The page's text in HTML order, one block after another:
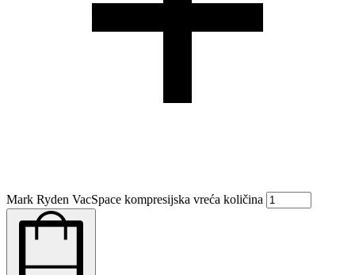
Mark Ryden VacSpace kompresijska vreća količina